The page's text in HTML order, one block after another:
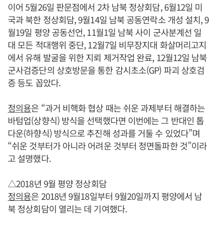
이어 5월26일 판문점에서 2차 남북 정상회담, 6월12일 미
국과 북한 정상회담, 9월14일 남북 공동연락소 개성 설치, 9
월19일 평양 공동선언, 11월1일 남북 사이 군사분계선 일
대 모든 적대행위 중단, 12월7일 비무장지대 화살머리고지
에서 유해 발굴을 위한 지뢰 제거작업 완료, 12월12일 남북
군사검증단의 상호방문을 통한 감시초소(GP) 파괴 상호검
증 등도 꼽았다.
정의용은 “과거 비핵화 협상 때는 쉬운 과제부터 해결하는
바텀업(상향식) 방식을 선택했다면 이번에는 그 반대인 톱
다운(하향식) 방식으로 추진해 성과를 거둘 수 있었다”며
“쉬운 것부터가 아니라 어려운 것부터 정면돌파한 것”이라
고 설명했다.
△2018년 9월 평양 정상회담
정의용은 2018년 9월18일부터 9월20일까지 평양에서 남
북 정상회담이 열리는 데 기여했다.